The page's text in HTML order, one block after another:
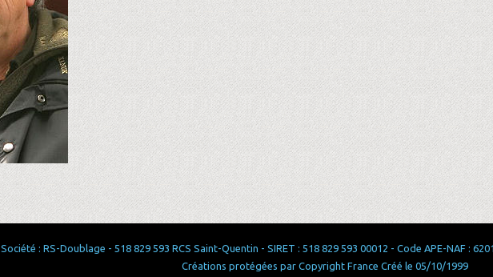
Société : RS-Doublage - 518 829 593 RCS Saint-Quentin - SIRET : 518 829 593 00012 - Code APE-NAF :
Créations protégées par Copyright France Créé le 05/10/1999